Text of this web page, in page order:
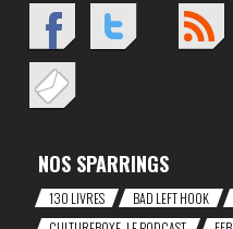
NOS SPARRINGS
130 LIVRES BAD LEFT HOOK